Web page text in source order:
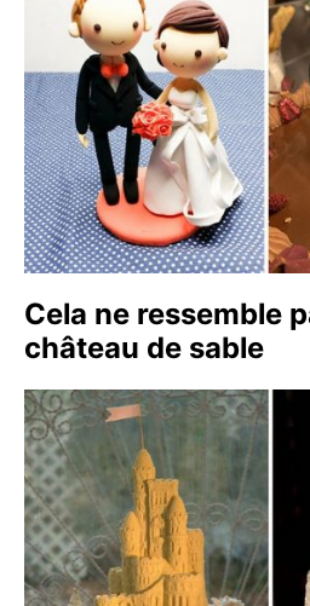
Cela ne ressemble
château de sable